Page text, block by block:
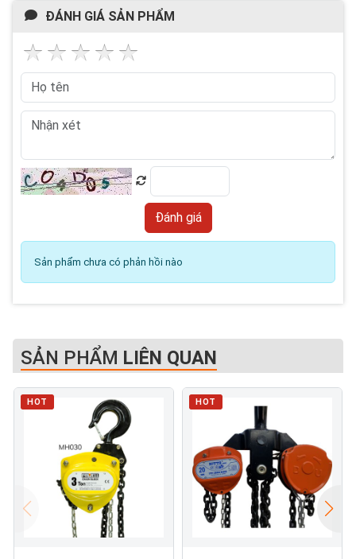
ĐÁNH GIÁ SẢN PHẨM
Sản phẩm chưa có phản hồi nào
SẢN PHẨM LIÊN QUAN
HOT HOT